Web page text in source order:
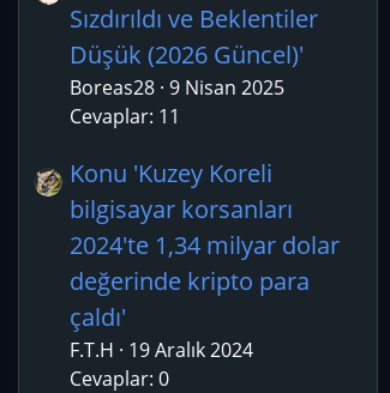
Sızdırıldı ve Beklentiler
Düşük (2026 Güncel)'
Boreas28 9 Nisan 2025
Cevaplar: 11
Konu 'Kuzey Koreli
bilgisayar korsanları
2024'te 1,34 milyar dolar
değerinde kripto para
çaldı'
F.T.H
19 Aralık 2024
Cevaplar: 0